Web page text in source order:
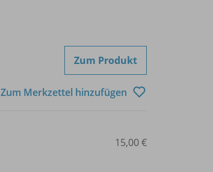
Zum Produkt
Zum Merkzettel hinzufügen
15,00 €